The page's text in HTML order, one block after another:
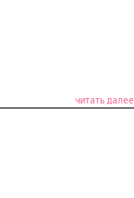
читать далее